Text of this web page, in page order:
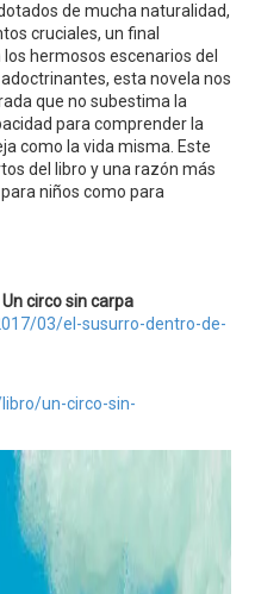
de mucha naturalidad,
cruciales, un final
hermosos escenarios del
esta novela nos
que no subestima la
para comprender la
como la vida misma. Este
del libro y una razón más
niños como para
circo sin carpa
03/el-susurro-dentro-de-
un-circo-sin-